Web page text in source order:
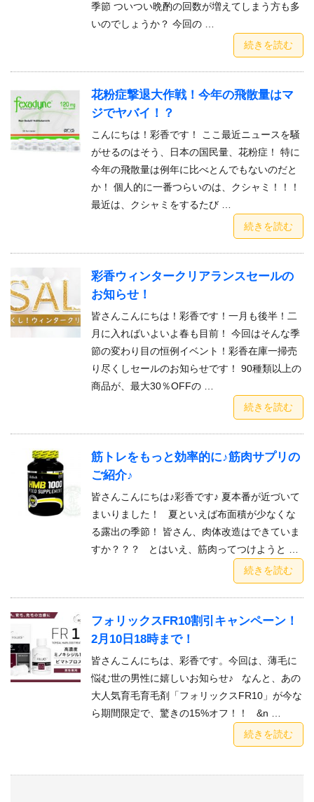
季節 ついつい晩酌の回数が増えてしまう方も多
いのでしょうか？ 今回の …
続きを読む
花粉症撃退大作戦！今年の飛散量はマ
ジでヤバイ！？
こんにちは！彩香です！ ここ最近ニュースを騒
がせるのはそう、日本の国民量、花粉症！ 特に
今年の飛散量は例年に比べとんでもないのだと
か！ 個人的に一番つらいのは、クシャミ！！！
最近は、クシャミをするたび …
続きを読む
彩香ウィンタークリアランスセールの
お知らせ！
皆さんこんにちは！彩香です！一月も後半！二
月に入ればいよいよ春も目前！ 今回はそんな季
節の変わり目の恒例イベント！彩香在庫一掃売
り尽くしセールのお知らせです！ 90種類以上の
商品が、最大30％OFFの …
続きを読む
筋トレをもっと効率的に♪筋肉サプリの
ご紹介♪
皆さんこんにちは♪彩香です♪ 夏本番が近づいて
まいりました！ 夏といえば布面積が少なくな
る露出の季節！ 皆さん、肉体改造はできていま
すか？？？ とはいえ、筋肉ってつけようと …
続きを読む
フォリックスFR10割引キャンペーン！
2月10日18時まで！
皆さんこんにちは、彩香です。今回は、薄毛に
悩む世の男性に嬉しいお知らせ♪ なんと、あの
大人気育毛育毛剤「フォリックスFR10」が今な
ら期間限定で、驚きの15%オフ！！ &n …
続きを読む